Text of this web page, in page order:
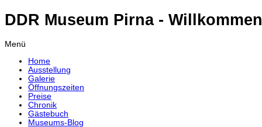
DDR Museum Pirna -
Menü
Home
Ausstellung
Galerie
Öffnungszeiten
Preise
Chronik
Gästebuch
Museums-Blog